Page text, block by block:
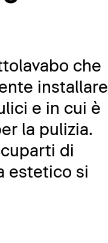
che
installare
e in cui è
la pulizia.
di
estetico si